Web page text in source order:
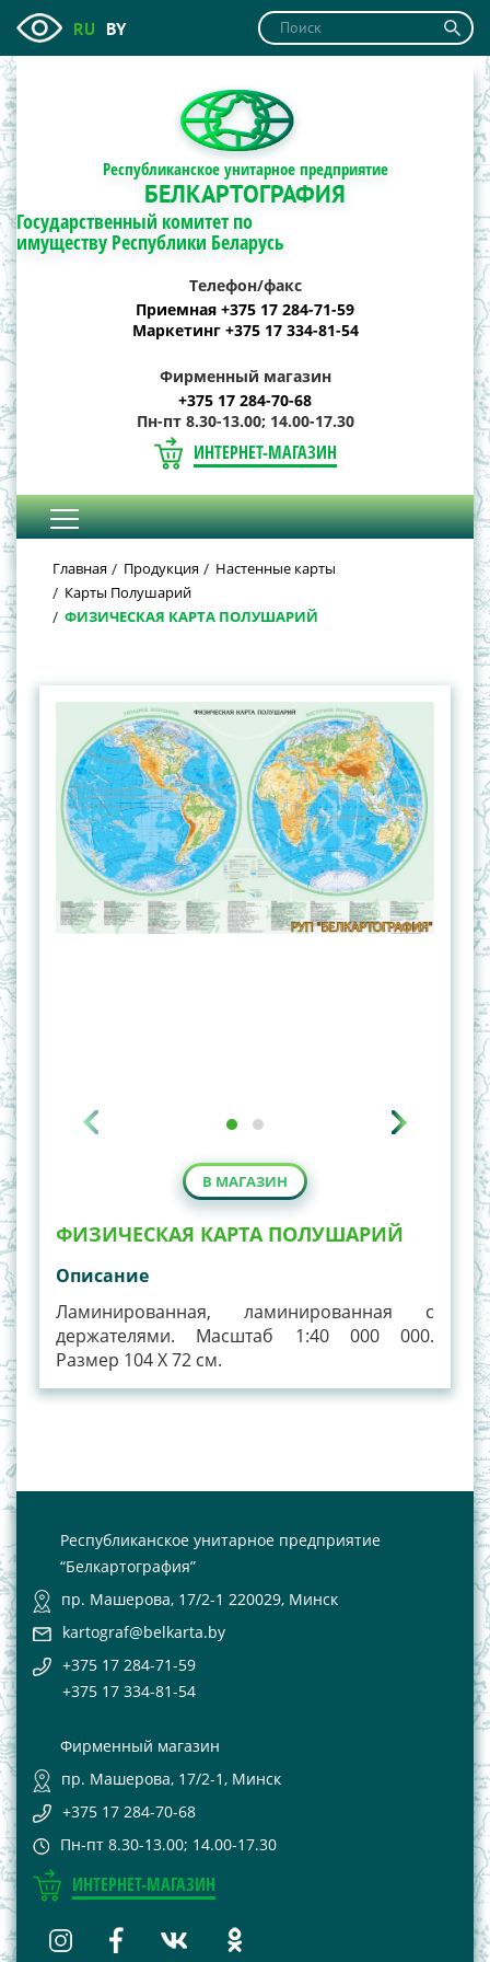
RU BY
Республиканское унитарное предприятие
БЕЛКАРТОГРАФИЯ
Государственный комитет по
имуществу Республики Беларусь
Телефон/факс
Приемная +375 17 284-71-59
Маркетинг +375 17 334-81-54
Фирменный магазин
+375 17 284-70-68
Пн-пт 8.30-13.00; 14.00-17.30
ИНТЕРНЕТ-МАГАЗИН
Главная Продукция
Настенные карты
Карты Полушарий
ФИЗИЧЕСКАЯ КАРТА ПОЛУШАРИЙ
В МАГАЗИН
ФИЗИЧЕСКАЯ КАРТА ПОЛУШАРИЙ
Описание
Ламинированная, ламинированная с
держателями. Масштаб 1:40 000 000.
Размер 104 Х 72 см.
Республиканское унитарное предприятие
“Белкартография”
пр. Машерова, 17/2-1 220029, Минск
kartograf@belkarta.by
+375 17 284-71-59
+375 17 334-81-54
Фирменный магазин
пр. Машерова, 17/2-1, Минск
+375 17 284-70-68
Пн-пт 8.30-13.00; 14.00-17.30
ИНТЕРНЕТ-МАГАЗИН